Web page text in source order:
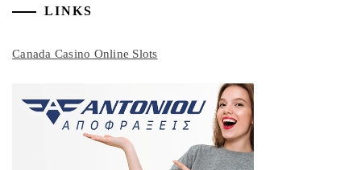
LINKS
Canada Casino Online Slots